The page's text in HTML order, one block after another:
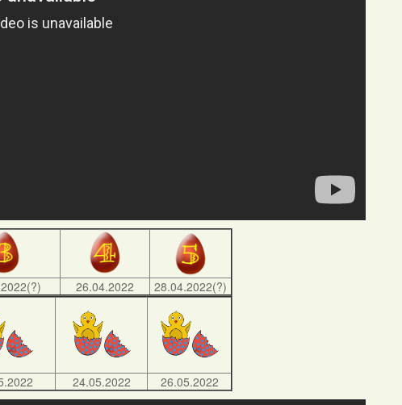
26.04.2022 28.04.2022(?)
24.05.2022 26.05.2022